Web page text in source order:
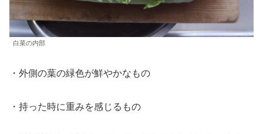
白菜の内部
・外側の葉の緑色が鮮やかなもの
・持った時に重みを感じるもの